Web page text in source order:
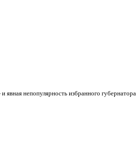
непопулярность избранного